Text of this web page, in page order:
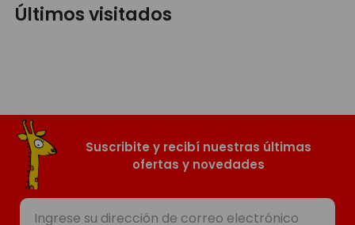
Últimos visitados
Suscribite y recibí nuestras últimas
ofertas y novedades